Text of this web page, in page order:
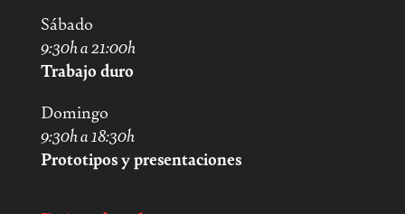
Sábado
9:30h a 21:00h
Trabajo duro
Domingo
9:30h a 18:30h
Prototipos y presentaciones